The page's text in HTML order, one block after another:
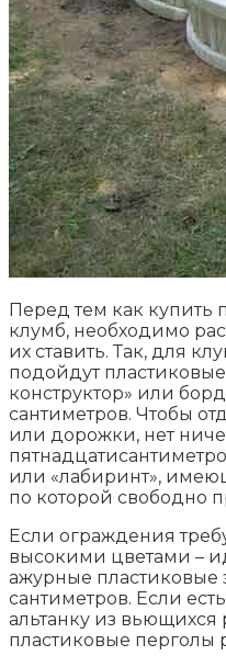
Перед тем как купить
клумб, необходимо
их ставить. Так, для
подойдут
конструктор» или
сантиметров. Чтобы
или дорожки, нет
или «лабиринт»,
по которой свободно
Если ограждения
высокими цветами –
ажурные пластиковые
сантиметров. Если
альтанку из вьющихся
пластиковые перголы